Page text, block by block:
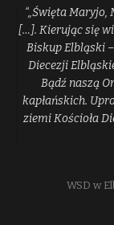
“„Święta
[…]. Kierując się
Biskup Elbląski
Diecezji
Bądź naszą
kapłańskich.
ziemi Kościoła
WSD w